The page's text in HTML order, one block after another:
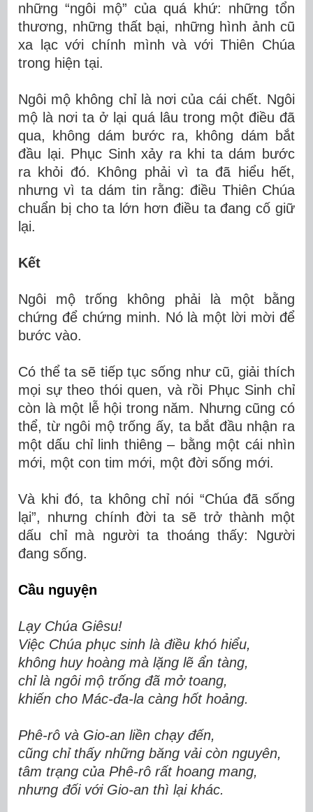
những “ngôi mộ” của quá khứ: những tổn
thương, những thất bại, những hình ảnh cũ
xa lạc với chính mình và với Thiên Chúa
trong hiện tại.
Ngôi mộ không chỉ là nơi của cái chết. Ngôi
mộ là nơi ta ở lại quá lâu trong một điều đã
qua, không dám bước ra, không dám bắt
đầu lại. Phục Sinh xảy ra khi ta dám bước
ra khỏi đó. Không phải vì ta đã hiểu hết,
nhưng vì ta dám tin rằng: điều Thiên Chúa
chuẩn bị cho ta lớn hơn điều ta đang cố giữ
lại.
Kết
Ngôi mộ trống không phải là một bằng
chứng để chứng minh. Nó là một lời mời để
bước vào.
Có thể ta sẽ tiếp tục sống như cũ, giải thích
mọi sự theo thói quen, và rồi Phục Sinh chỉ
còn là một lễ hội trong năm. Nhưng cũng có
thể, từ ngôi mộ trống ấy, ta bắt đầu nhận ra
một dấu chỉ linh thiêng – bằng một cái nhìn
mới, một con tim mới, một đời sống mới.
Và khi đó, ta không chỉ nói “Chúa đã sống
lại”, nhưng chính đời ta sẽ trở thành một
dấu chỉ mà người ta thoáng thấy: Người
đang sống.
Cầu nguyện
Lạy Chúa Giêsu!
Việc Chúa phục sinh là điều khó hiểu,
không huy hoàng mà lặng lẽ ẩn tàng,
chỉ là ngôi mộ trống đã mở toang,
khiến cho Mác-đa-la càng hốt hoảng.
Phê-rô và Gio-an liền chạy đến,
cũng chỉ thấy những băng vải còn nguyên,
tâm trạng của Phê-rô rất hoang mang,
nhưng đối với Gio-an thì lại khác.